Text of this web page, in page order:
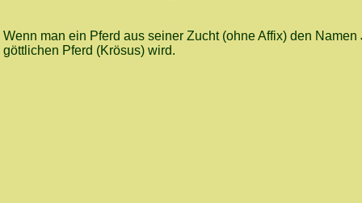
Wenn man ein Pferd aus seiner Zucht (ohne Affix) den
göttlichen Pferd (Krösus) wird.